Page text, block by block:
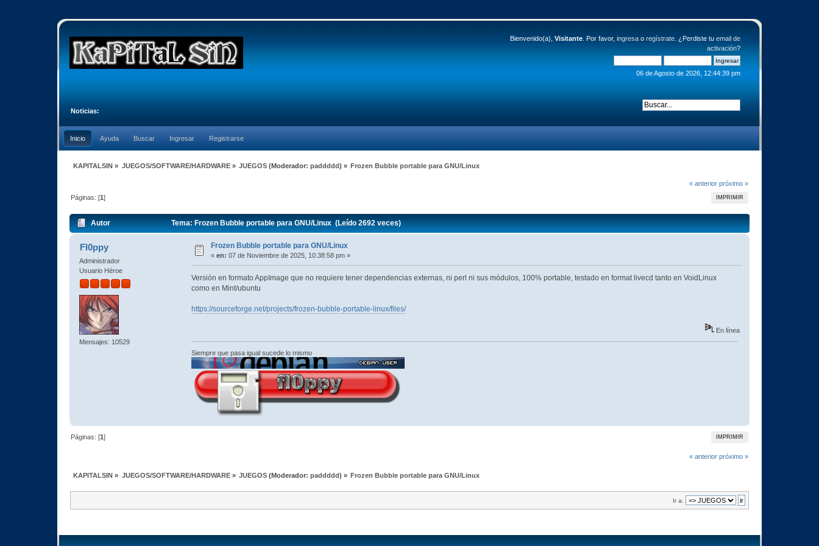
Bienvenido(a), Visitante. Por favor, ingresao regístrate. ¿Perdiste tu email de
activación?
06 de Agosto de 2026, 12:44:39 pm
Noticias:
Inicio Ayuda Buscar Ingresar Registrarse
KAPITALSIN » JUEGOS/SOFTWARE/HARDWARE» JUEGOS (Moderador:paddddd) » Frozen Bubble portable para GNU/Linux
« anterior próximo »
IMPRIMIR
Páginas: [1]
Autor Tema: Frozen Bubble portable para GNU/Linux (Leído 2692 veces)
Fl0ppy
Administrador
Usuario Héroe
Mensajes: 10529
Frozen Bubble portable para GNU/Linux
«en: 07 de Noviembre de 2025, 10:38:58 pm »
Versión en formato AppImage que no requiere tener dependencias externas, ni perl ni sus módulos, 100% portable, testado en format livecd tanto en VoidLinux
como en Mint/ubuntu
https://sourceforge.net/projects/frozen-bubble-portable-linux/files/
En línea
Siempre que pasa igual sucede lo mismo
IMPRIMIR
Páginas: [1]
« anterior próximo »
KAPITALSIN » JUEGOS/SOFTWARE/HARDWARE» JUEGOS (Moderador:paddddd) » Frozen Bubble portable para GNU/Linux
Ir a: